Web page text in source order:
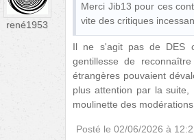
rené1953
Merci Jib13 pour ces
vite des critiques
Il ne s'agit pas de DES
gentillesse de
étrangères pouvaient
plus attention par la
moulinette des
Posté le 02/06/2026 à